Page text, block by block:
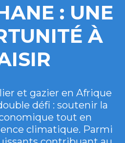
: UNE
À
et gazier en Afrique
défi : soutenir la
tout en
climatique. Parmi